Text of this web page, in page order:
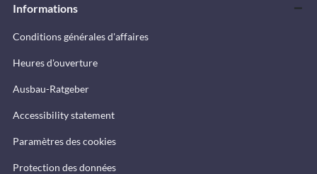
Informations
Conditions générales d'affaires
Heures d'ouverture
Ausbau-Ratgeber
Accessibility statement
Paramètres des cookies
Protection des données